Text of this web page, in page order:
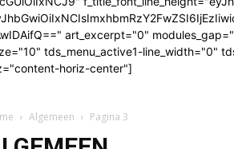
art_excerpt="0"
tds_menu_active1-line_width="0"
horiz-center"]
Algemeen Pagina 3